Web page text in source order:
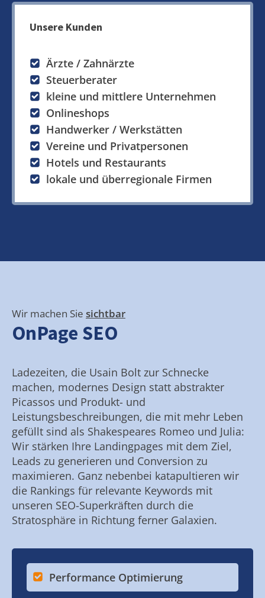
Unsere Kunden
Ärzte / Zahnärzte
Steuerberater
kleine und mittlere Unternehmen
Onlineshops
Handwerker / Werkstätten
Vereine und Privatpersonen
Hotels und Restaurants
lokale und überregionale Firmen
Wir machen Sie sichtbar
OnPage SEO
Ladezeiten, die Usain Bolt zur Schnecke
machen, modernes Design statt abstrakter
Picassos und Produkt- und
Leistungsbeschreibungen, die mit mehr Leben
gefüllt sind als Shakespeares Romeo und Julia:
Wir stärken Ihre Landingpages mit dem Ziel,
Leads zu generieren und Conversion zu
maximieren. Ganz nebenbei katapultieren wir
die Rankings für relevante Keywords mit
unseren SEO-Superkräften durch die
Stratosphäre in Richtung ferner Galaxien.
Performance Optimierung